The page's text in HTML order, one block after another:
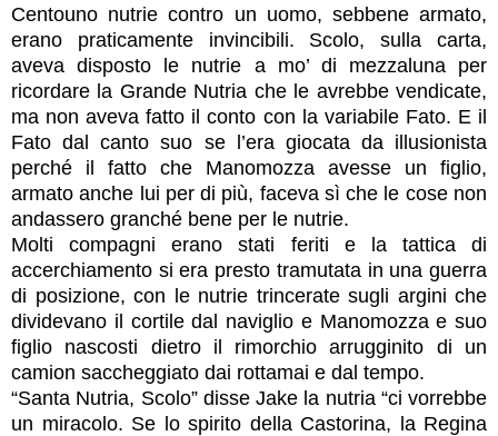
Centouno nutrie contro un uomo, sebbene armato,
erano praticamente invincibili. Scolo, sulla carta,
aveva disposto le nutrie a mo’ di mezzaluna per
ricordare la Grande Nutria che le avrebbe vendicate,
ma non aveva fatto il conto con la variabile Fato. E il
Fato dal canto suo se l’era giocata da illusionista
perché il fatto che Manomozza avesse un figlio,
armato anche lui per di più, faceva sì che le cose non
andassero granché bene per le nutrie.
Molti compagni erano stati feriti e la tattica di
accerchiamento si era presto tramutata in una guerra
di posizione, con le nutrie trincerate sugli argini che
dividevano il cortile dal naviglio e Manomozza e suo
figlio nascosti dietro il rimorchio arrugginito di un
camion saccheggiato dai rottamai e dal tempo.
“Santa Nutria, Scolo” disse Jake la nutria “ci vorrebbe
un miracolo. Se lo spirito della Castorina, la Regina